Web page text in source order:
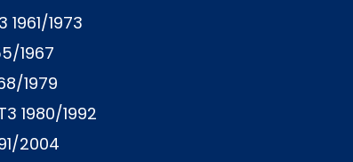
1961/1973
1967
1979
1980/1992
2004